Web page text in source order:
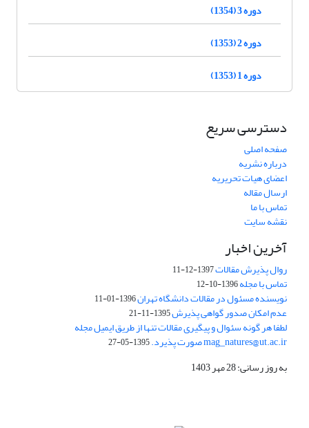
دوره 3 (1354)
دوره 2 (1353)
دوره 1 (1353)
دسترسی سریع
صفحه اصلی
درباره نشریه
اعضای هیات تحریریه
ارسال مقاله
تماس با ما
نقشه سایت
آخرین اخبار
روال پذیرش مقالات1397-12-11
تماس با مجله1396-10-12
نویسنده مسئول در مقالات دانشگاه تهران1396-01-11
عدم امکان صدور گواهی پذیرش1395-11-21
لطفا هر گونه سئوال و پیگیری مقالات تنها از طریق ایمیل مجله
mag_natures@ut.ac.ir صورت پذیرد. 1395-05-27
به روز رسانی: 28 مهر 1403